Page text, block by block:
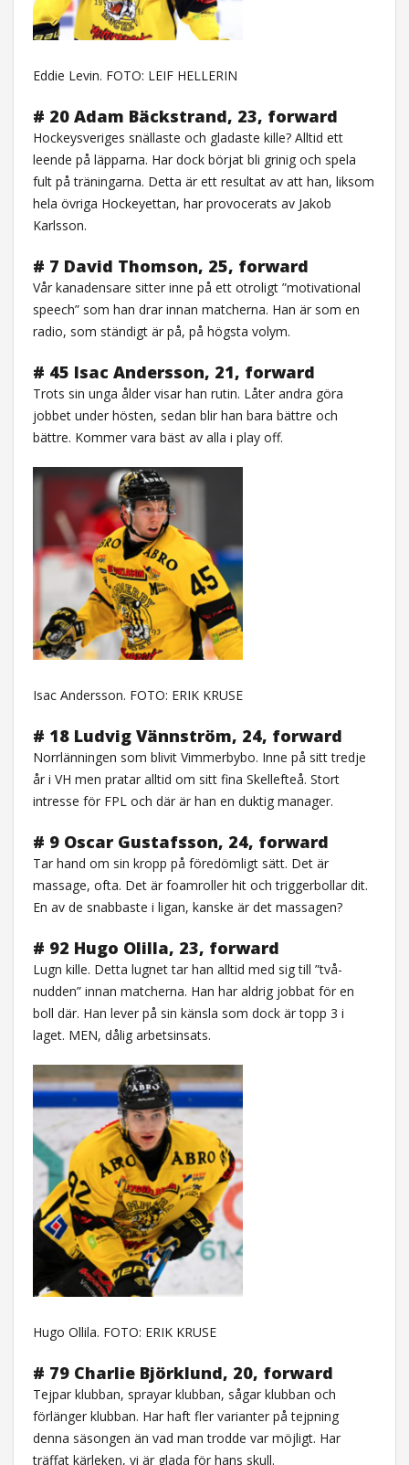
Eddie Levin. FOTO: LEIF HELLERIN
# 20 Adam Bäckstrand, 23, forward
Hockeysveriges snällaste och gladaste kille? Alltid ett
leende på läpparna. Har dock börjat bli grinig och spela
fult på träningarna. Detta är ett resultat av att han, liksom
hela övriga Hockeyettan, har provocerats av Jakob
Karlsson.
# 7 David Thomson, 25, forward
Vår kanadensare sitter inne på ett otroligt ”motivational
speech” som han drar innan matcherna. Han är som en
radio, som ständigt är på, på högsta volym.
# 45 Isac Andersson, 21, forward
Trots sin unga ålder visar han rutin. Låter andra göra
jobbet under hösten, sedan blir han bara bättre och
bättre. Kommer vara bäst av alla i play off.
Isac Andersson. FOTO: ERIK KRUSE
# 18 Ludvig Vännström, 24, forward
Norrlänningen som blivit Vimmerbybo. Inne på sitt tredje
år i VH men pratar alltid om sitt fina Skellefteå. Stort
intresse för FPL och där är han en duktig manager.
# 9 Oscar Gustafsson, 24, forward
Tar hand om sin kropp på föredömligt sätt. Det är
massage, ofta. Det är foamroller hit och triggerbollar dit.
En av de snabbaste i ligan, kanske är det massagen?
# 92 Hugo Olilla, 23, forward
Lugn kille. Detta lugnet tar han alltid med sig till ”två-
nudden” innan matcherna. Han har aldrig jobbat för en
boll där. Han lever på sin känsla som dock är topp 3 i
laget. MEN, dålig arbetsinsats.
Hugo Ollila. FOTO: ERIK KRUSE
# 79 Charlie Björklund, 20, forward
Tejpar klubban, sprayar klubban, sågar klubban och
förlänger klubban. Har haft fler varianter på tejpning
denna säsongen än vad man trodde var möjligt. Har
träffat kärleken, vi är glada för hans skull.